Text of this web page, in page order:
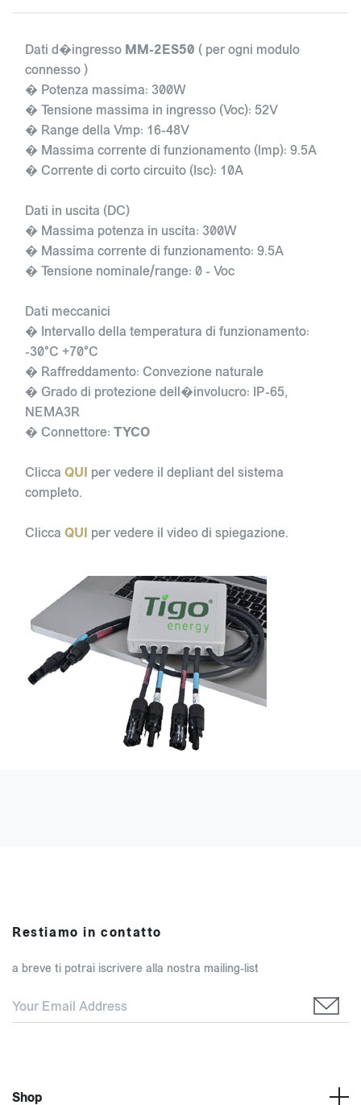
Dati d�ingresso MM-2ES50 ( per ogni modulo
connesso )
� Potenza massima: 300W
� Tensione massima in ingresso (Voc): 52V
� Range della Vmp: 16-48V
� Massima corrente di funzionamento (lmp): 9.5A
� Corrente di corto circuito (Isc): 10A
Dati in uscita (DC)
� Massima potenza in uscita: 300W
� Massima corrente di funzionamento: 9.5A
� Tensione nominale/range: 0 - Voc
Dati meccanici
� Intervallo della temperatura di funzionamento:
-30°C +70°C
� Raffreddamento: Convezione naturale
� Grado di protezione dell�involucro: IP-65,
NEMA3R
� Connettore: TYCO
Clicca QUI per vedere il depliant del sistema
completo.
Clicca QUI per vedere il video di spiegazione.
Restiamo in contatto
a breve ti potrai iscrivere alla nostra mailing-list
Shop